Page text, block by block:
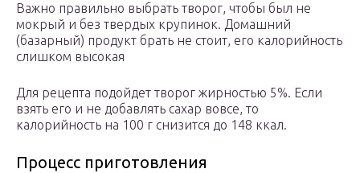
Важно правильно выбрать творог, чтобы был не
мокрый и без твердых крупинок. Домашний
(базарный) продукт брать не стоит, его калорийность
слишком высокая
Для рецепта подойдет творог жирностью 5%. Если
взять его и не добавлять сахар вовсе, то
калорийность на 100 г снизится до 148 ккал.
Процесс приготовления